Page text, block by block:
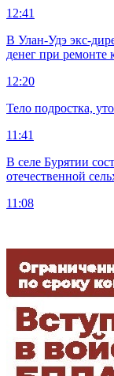
12:41
В Улан-Удэ экс-
денег при ремонте
12:20
Тело подростка,
11:41
В селе Бурятии
отечественной
11:08